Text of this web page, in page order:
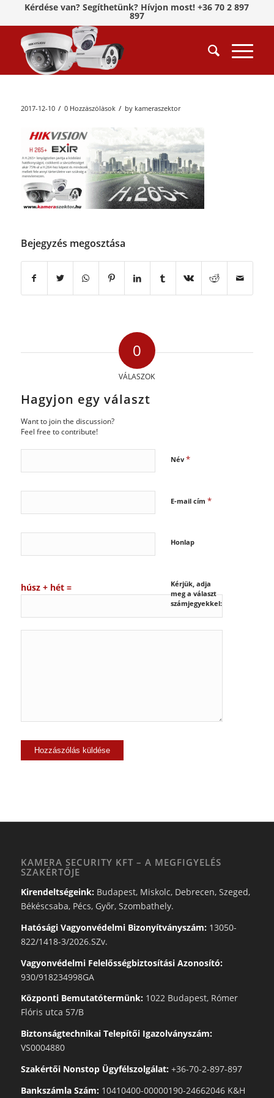
Kérdése van? Segíthetünk? Hívjon most! +36 70 2 897
897
2017-12-10 / 0 Hozzászólások / by kameraszektor
Bejegyzés megosztása
0
VÁLASZOK
Hagyjon egy választ
Want to join the discussion?
Feel free to contribute!
Név *
E-mail cím *
Honlap
Kérjük, adja
meg a választ
számjegyekkel:
húsz + hét =
KAMERA SECURITY KFT – A MEGFIGYELÉS
SZAKÉRTŐJE
Kirendeltségeink:Budapest, Miskolc, Debrecen, Szeged,
Békéscsaba, Pécs, Győr, Szombathely.
Hatósági Vagyonvédelmi Bizonyítványszám:13050-
822/1418-3/2026.SZv.
Vagyonvédelmi Felelősségbiztosítási Azonosító:
930/918234998GA
Központi Bemutatótermünk:1022 Budapest, Rómer
Flóris utca 57/B
Biztonságtechnikai Telepítői Igazolványszám:
VS0004880
Szakértői Nonstop Ügyfélszolgálat:+36-70-2-897-897
Bankszámla Szám:10410400-00000190-24662046 K&H